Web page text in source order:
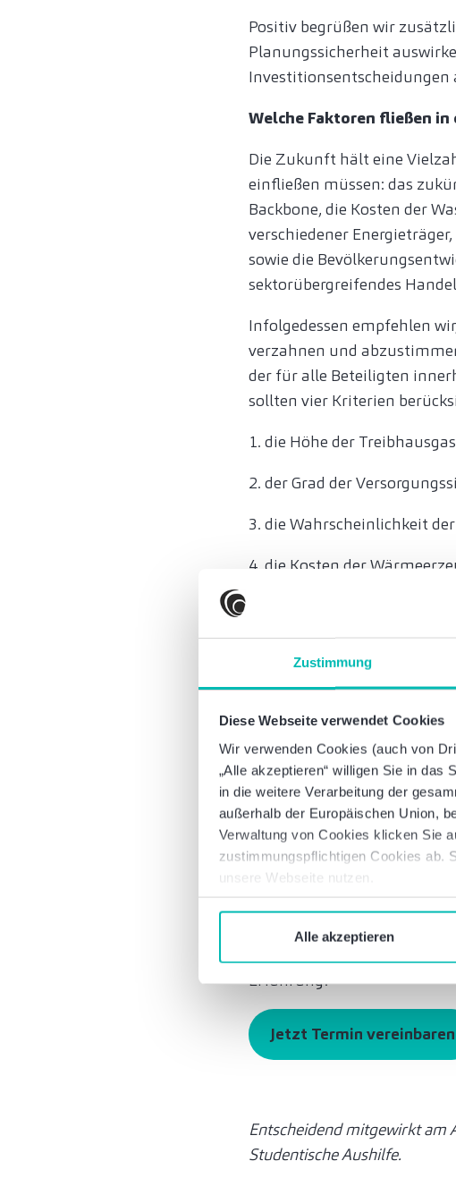
Zustimmung
Diese Webseite verwendet Cookies
Wir verwenden Cookies (auch von
„Alle akzeptieren“ willigen Sie in das
in die weitere Verarbeitung der
außerhalb der Europäischen Union,
Verwaltung von Cookies klicken Sie
zustimmungspflichtigen Cookies ab.
unsere Webseite nutzen.
Alle akzeptieren
Positiv begrüßen wir
Planungssicherheit
Investitionsentscheidungen
Welche Faktoren fließen in
Die Zukunft hält eine
einfließen müssen: das
Backbone, die Kosten der
verschiedener
sowie die
sektorübergreifendes
Infolgedessen empfehlen
verzahnen und
der für alle Beteiligten
sollten vier Kriterien
1. die Höhe der
2. der Grad der
3. die Wahrscheinlichkeit
4. die Kosten der
holen, um eine
unterschiedlichen Akteure
Vorstellungen und Zielen
Koordination und
Zusammenfassend ist das
richtige Richtung und
GEG. Insbesondere die
Technologieoffenheit
Derzeit unterstützen wir
kommunalen
Erfahrung.
Jetzt Termin vereinbaren
Entscheidend mitgewirkt am
Studentische Aushilfe.